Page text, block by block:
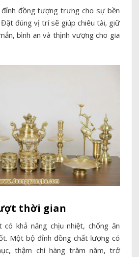
đồng tượng trưng cho sự bền
đúng vị trí sẽ giúp chiêu tài, giữ
bình an và thịnh vượng cho gia
thời gian
có khả năng chịu nhiệt, chống ăn
Một bộ đỉnh đồng chất lượng có
thậm chí hàng trăm năm, trở